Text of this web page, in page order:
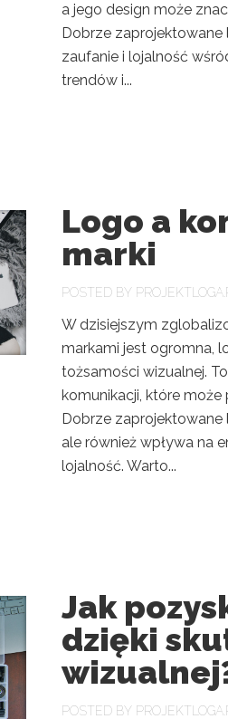
a jego design może
Dobrze zaprojektowane
zaufanie i lojalność
trendów i...
Logo a
marki
POSTED BY
W dzisiejszym
markami jest ogromna,
tożsamości wizualnej.
komunikacji, które
Dobrze zaprojektowane
ale również wpływa na
lojalność. Warto...
Jak
dzięki
POSTED BY